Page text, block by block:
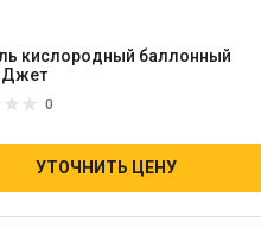
кислородный баллонный
Джет
0
УТОЧНИТЬ ЦЕНУ